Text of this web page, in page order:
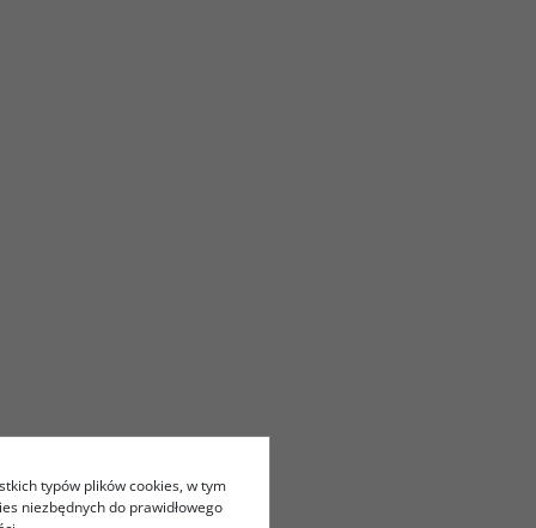
typów plików cookies, w tym
niezbędnych do prawidłowego